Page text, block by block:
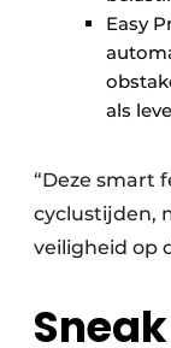
Easy
als
“Deze smart
cyclustijden,
veiligheid op